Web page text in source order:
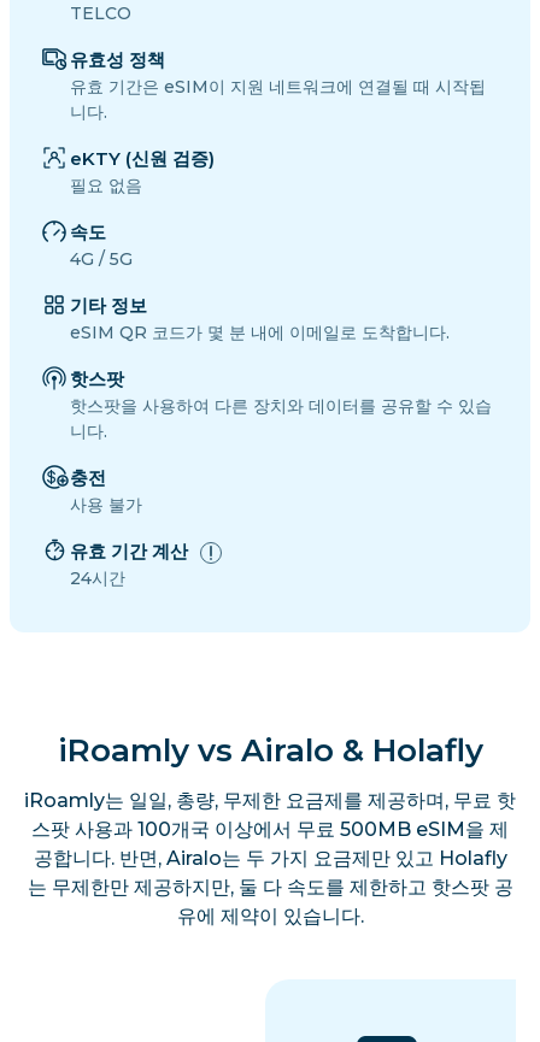
TELCO
유효성 정책
유효 기간은 eSIM이 지원 네트워크에 연결될 때 시작됩
니다.
eKTY (신원 검증)
필요 없음
속도
4G / 5G
기타 정보
eSIM QR 코드가 몇 분 내에 이메일로 도착합니다.
핫스팟
핫스팟을 사용하여 다른 장치와 데이터를 공유할 수 있습
니다.
충전
사용 불가
유효 기간 계산
24시간
iRoamly vs Airalo & Holafly
iRoamly는 일일, 총량, 무제한 요금제를 제공하며, 무료 핫
스팟 사용과 100개국 이상에서 무료 500MB eSIM을 제
공합니다. 반면, Airalo는 두 가지 요금제만 있고 Holafly
는 무제한만 제공하지만, 둘 다 속도를 제한하고 핫스팟 공
유에 제약이 있습니다.